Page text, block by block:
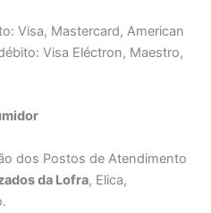
Visa, Mastercard, American
Visa Eléctron, Maestro,
dos Postos de Atendimento
da Lofra, Elica,